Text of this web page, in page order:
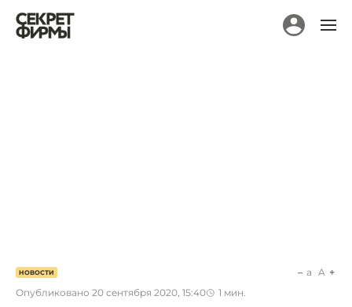
НОВОСТИ
Опубликовано 20 сентября 2020, 15:40 1 мин.
a A